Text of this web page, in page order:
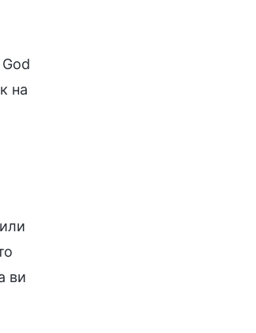
на
ви